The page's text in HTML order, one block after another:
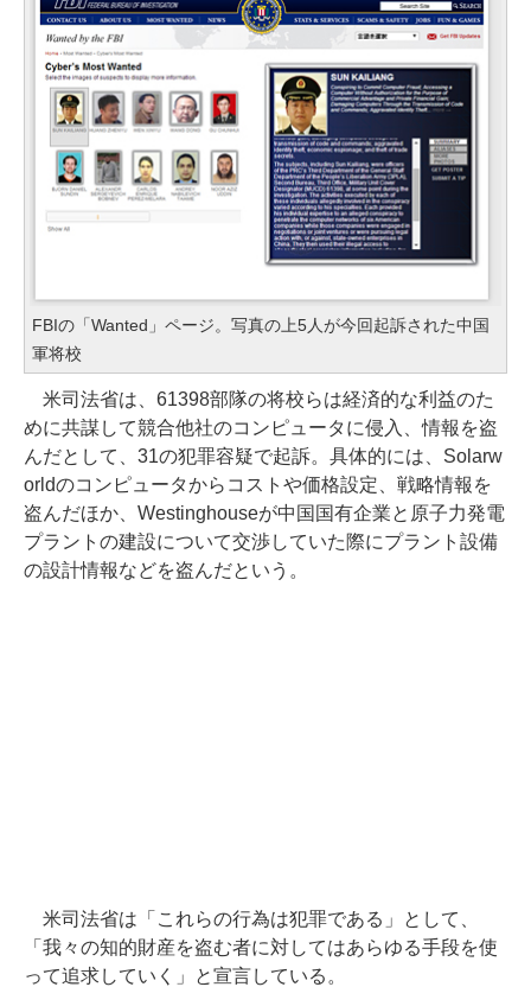
FBIの「Wanted」ページ。写真の上5人が今回起訴された中国
軍将校
米司法省は、61398部隊の将校らは経済的な利益のた
めに共謀して競合他社のコンピュータに侵入、情報を盗
んだとして、31の犯罪容疑で起訴。具体的には、Solarw
orldのコンピュータからコストや価格設定、戦略情報を
盗んだほか、Westinghouseが中国国有企業と原子力発電
プラントの建設について交渉していた際にプラント設備
の設計情報などを盗んだという。
米司法省は「これらの行為は犯罪である」として、
「我々の知的財産を盗む者に対してはあらゆる手段を使
って追求していく」と宣言している。